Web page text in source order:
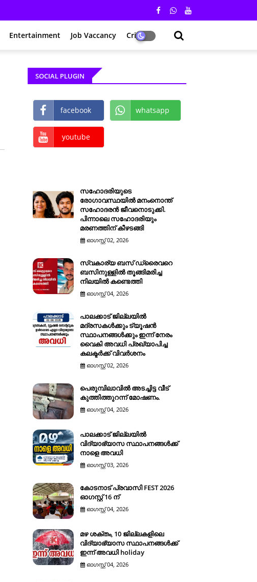
Entertainment Job Vaccancy Crime
SOCIAL PLUGIN
facebook whatsapp
youtube
സഹോദരിയുടെ
രോഗാവസ്ഥയിൽ മനംനൊന്ത്
സഹോദരൻ ജീവനൊടുക്കി.
പിന്നാലെ സഹോദരിയും
മരണത്തിന് കീഴടങ്ങി
ഓഗസ്റ്റ് 02, 2026
സ്വകാര്യ ബസ് ഡ്രൈവറെ
ബസിനുള്ളിൽ തൂങ്ങിമരിച്ച
നിലയിൽ കണ്ടെത്തി
ഓഗസ്റ്റ് 04, 2026
പാലക്കാട് ജില്ലയിൽ
മദ്രസകൾക്കും ട്യൂഷൻ
സ്ഥാപനങ്ങൾക്കും ഇന്ന് നേരം
വൈകി അവധി പ്രഖ്യാപിച്ച
കലക്ടർക്ക് വിവർശനം
ഓഗസ്റ്റ് 02, 2026
പെരുമ്പിലാവിൽ അടച്ചിട്ട വീട്
കുത്തിത്തുറന്ന് മോഷണം.
ഓഗസ്റ്റ് 04, 2026
പാലക്കാട് ജില്ലയിൽ
വിദ്യാഭ്യാസ സ്ഥാപനങ്ങൾക്ക്
നാളെ അവധി
ഓഗസ്റ്റ് 03, 2026
കോടനാട് പ്രവാസി FEST 2026
ഓഗസ്റ്റ് 16 ന്
ഓഗസ്റ്റ് 04, 2026
മഴ ശക്തം, 10 ജില്ലകളിലെ
വിദ്യാഭ്യാസ സ്ഥാപനങ്ങൾക്ക്
ഇന്ന് അവധി holiday
ഓഗസ്റ്റ് 04, 2026